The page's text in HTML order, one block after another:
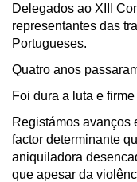
Delegados ao XIII
representantes das
Portugueses.
Quatro anos
Foi dura a luta e
Registámos avanços
factor determinante
aniquiladora
que apesar da